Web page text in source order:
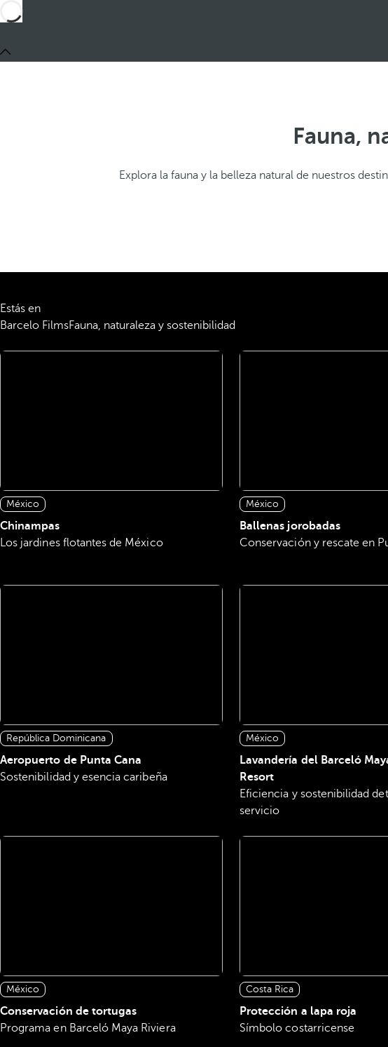
Fauna,
Explora la fauna y la belleza natural de nuestros
Estás en
Barcelo FilmsFauna, naturaleza y sostenibilidad
México
Chinampas
Los jardines flotantes de México
México
Ballenas jorobadas
Conservación y rescate en
República Dominicana
Aeropuerto de Punta Cana
Sostenibilidad y esencia caribeña
México
Lavandería del Barceló
Resort
Eficiencia y sostenibilidad
servicio
México
Conservación de tortugas
Programa en Barceló Maya Riviera
Costa Rica
Protección a lapa roja
Símbolo costarricense